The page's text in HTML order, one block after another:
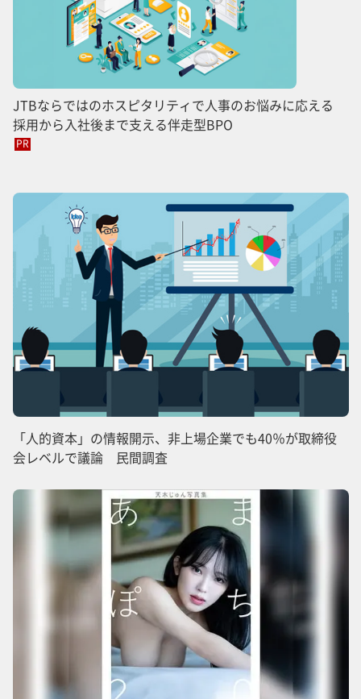
JTBならではのホスピタリティで人事のお悩みに応える
採用から入社後まで支える伴走型BPO
PR
「人的資本」の情報開示、非上場企業でも40％が取締役
会レベルで議論 民間調査